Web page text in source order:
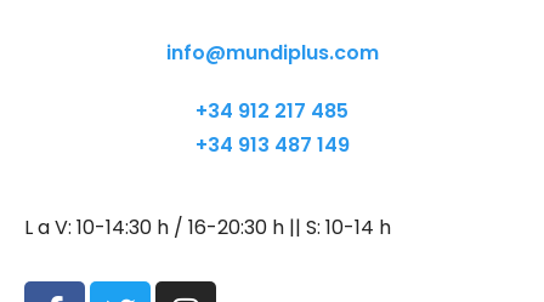
info@mundiplus.com
+34 912 217 485
+34 913 487 149
L a V: 10-14:30 h / 16-20:30 h || S: 10-14 h